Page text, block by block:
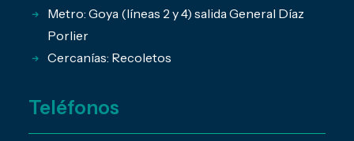
Metro: Goya (líneas 2 y 4) salida General Díaz
Porlier
Cercanías: Recoletos
Teléfonos